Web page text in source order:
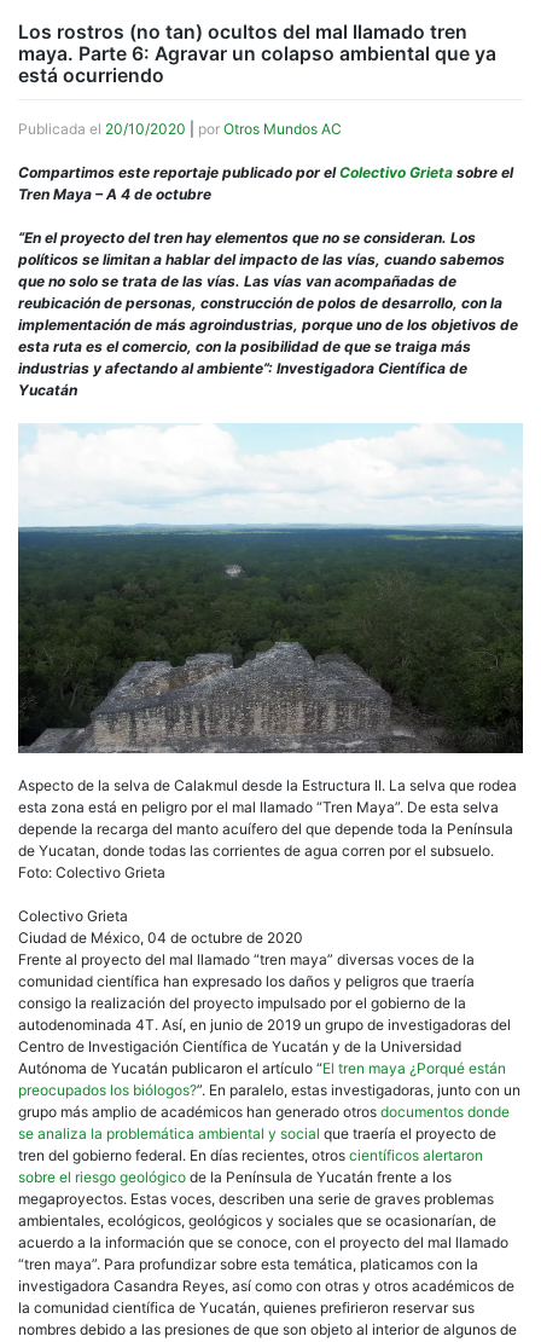
Los rostros (no tan) ocultos del mal llamado tren
maya. Parte 6: Agravar un colapso ambiental que ya
está ocurriendo
Publicada el 20/10/2020 por Otros Mundos AC
Compartimos este reportaje publicado por elColectivo Grieta sobre el
Tren Maya – A 4 de octubre
“En el proyecto del tren hay elementos que no se consideran. Los
políticos se limitan a hablar del impacto de las vías, cuando sabemos
que no solo se trata de las vías. Las vías van acompañadas de
reubicación de personas, construcción de polos de desarrollo, con la
implementación de más agroindustrias, porque uno de los objetivos de
esta ruta es el comercio, con la posibilidad de que se traiga más
industrias y afectando al ambiente”: Investigadora Científica de
Yucatán
Aspecto de la selva de Calakmul desde la Estructura II. La selva que rodea
esta zona está en peligro por el mal llamado “Tren Maya”. De esta selva
depende la recarga del manto acuífero del que depende toda la Península
de Yucatan, donde todas las corrientes de agua corren por el subsuelo.
Foto: Colectivo Grieta
Colectivo Grieta
Ciudad de México, 04 de octubre de 2020
Frente al proyecto del mal llamado “tren maya” diversas voces de la
comunidad científica han expresado los daños y peligros que traería
consigo la realización del proyecto impulsado por el gobierno de la
autodenominada 4T. Así, en junio de 2019 un grupo de investigadoras del
Centro de Investigación Científica de Yucatán y de la Universidad
Autónoma de Yucatán publicaron el artículo “El tren maya ¿Porqué están
preocupados los biólogos?”. En paralelo, estas investigadoras, junto con un
grupo más amplio de académicos han generado otros documentos donde
se analiza la problemática ambiental y social que traería el proyecto de
tren del gobierno federal. En días recientes, otros científicos alertaron
sobre el riesgo geológico de la Península de Yucatán frente a los
megaproyectos. Estas voces, describen una serie de graves problemas
ambientales, ecológicos, geológicos y sociales que se ocasionarían, de
acuerdo a la información que se conoce, con el proyecto del mal llamado
“tren maya”. Para profundizar sobre esta temática, platicamos con la
investigadora Casandra Reyes, así como con otras y otros académicos de
la comunidad científica de Yucatán, quienes prefirieron reservar sus
nombres debido a las presiones de que son objeto al interior de algunos de